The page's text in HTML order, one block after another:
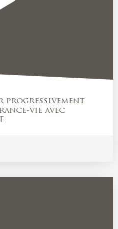
progressivement
vie avec